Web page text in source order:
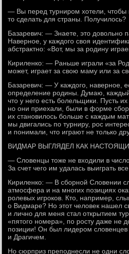
— Вы перед турниром хотели, чтобы
то сделать для страны. Получилось?
Базаревич: — Знаете, это довольно
Наверное, у каждого своя
абстрактно: «Вот, мы за родину
Кириленко: — Раньше играли «за
может, играет за свою маму или за
Базаревич: — У каждого, наверное,
определение родины. Думаю, каждый
что у него есть болельщики. Пусть
но они приехали, были в форме
их становилось больше с каждым
мы двигались по турниру, рос
и понимали, что играют не только
ВИДМАР ВЫГЛЯДЕЛ КАК
— Словенцы тоже не входили в
За счет чего им удалась выиграть
Кириленко: — В сборной Словении
атмосфера и на многих позициях
ролевых игроков. Кто, например,
о Видмаре? Но этот человек нашел
и лично для меня стал открытием
«пятого номера», по росту даже не
позиции! Он был лидером
и Драгичем.
Но сюрприз преподнесли не одни